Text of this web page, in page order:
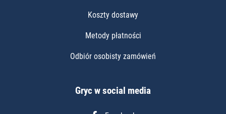
Koszty dostawy
Metody płatności
Odbiór osobisty zamówień
Gryc w social media